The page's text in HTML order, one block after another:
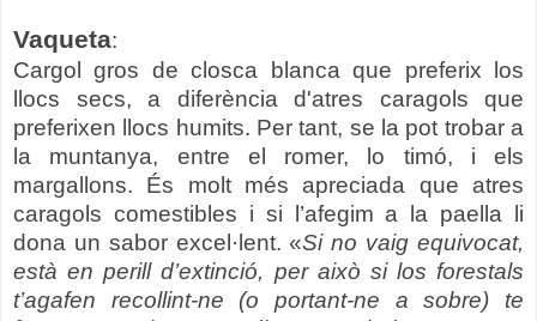
Vaqueta:
Cargol gros de closca blanca que preferix los
llocs secs, a diferència d'atres caragols que
preferixen llocs humits. Per tant, se la pot trobar a
la muntanya, entre el romer, lo timó, i els
margallons. És molt més apreciada que atres
caragols comestibles i si l’afegim a la paella li
dona un sabor excel·lent. «Si no vaig equivocat,
està en perill d’extinció, per això si los forestals
t’agafen recollint-ne (o portant-ne a sobre) te